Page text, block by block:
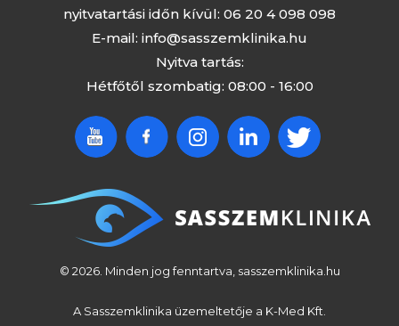
nyitvatartási időn kívül: 06 20 4 098 098
E-mail: info@sasszemklinika.hu
Nyitva tartás:
Hétfőtől szombatig: 08:00 - 16:00
© 2026. Minden jog fenntartva, sasszemklinika.hu
A Sasszemklinika üzemeltetője a K-Med Kft.